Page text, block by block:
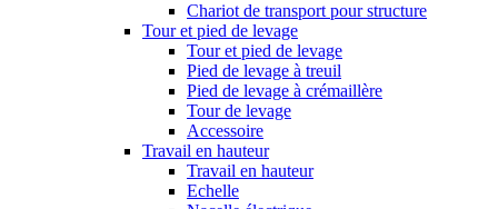
Chariot de transport pour structure
Tour et pied de levage
Tour et pied de levage
Pied de levage à treuil
Pied de levage à crémaillère
Tour de levage
Accessoire
Travail en hauteur
Travail en hauteur
Echelle